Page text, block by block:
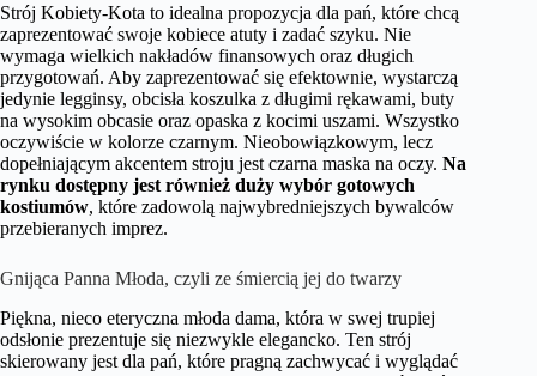
Strój Kobiety-Kota to idealna propozycja dla pań, które chcą
zaprezentować swoje kobiece atuty i zadać szyku. Nie
wymaga wielkich nakładów finansowych oraz długich
przygotowań. Aby zaprezentować się efektownie, wystarczą
jedynie legginsy, obcisła koszulka z długimi rękawami, buty
na wysokim obcasie oraz opaska z kocimi uszami. Wszystko
oczywiście w kolorze czarnym. Nieobowiązkowym, lecz
dopełniającym akcentem stroju jest czarna maska na oczy. Na
rynku dostępny jest również duży wybór gotowych
kostiumów, które zadowolą najwybredniejszych bywalców
przebieranych imprez.
Gnijąca Panna Młoda, czyli ze śmiercią jej do twarzy
Piękna, nieco eteryczna młoda dama, która w swej trupiej
odsłonie prezentuje się niezwykle elegancko. Ten strój
skierowany jest dla pań, które pragną zachwycać i wyglądać